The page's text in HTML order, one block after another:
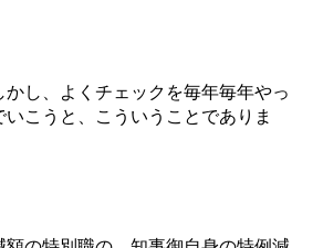
し、よくチェックを毎年毎年やっ
こうと、こういうことでありま